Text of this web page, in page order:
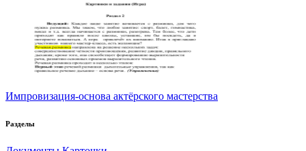
Импровизация-основа актёрского мастерства
Разделы